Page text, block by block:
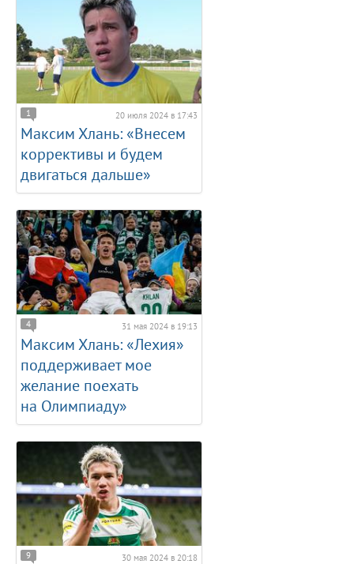
1 20 июля 2024 в 17:43
Максим Хлань: «Внесем
коррективы и будем
двигаться дальше»
4 31 мая 2024 в 19:13
Максим Хлань: «Лехия»
поддерживает мое
желание поехать
на Олимпиаду»
9 30 мая 2024 в 20:18